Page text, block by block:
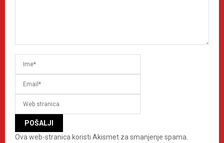
Ova web-stranica koristi Akismet za smanjenje spama.